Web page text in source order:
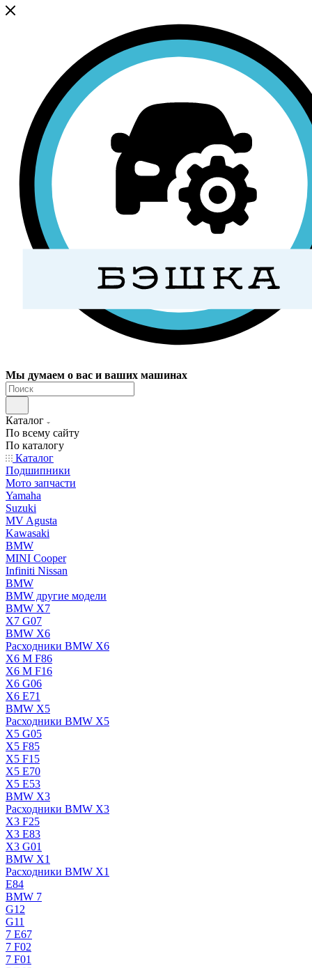
Мы думаем о вас и ваших машинах
Каталог
По всему сайту
По каталогу
Каталог
Подшипники
Мото запчасти
Yamaha
Suzuki
MV Agusta
Kawasaki
BMW
MINI Cooper
Infiniti Nissan
BMW
BMW другие модели
BMW X7
X7 G07
BMW X6
Расходники BMW X6
X6 M F86
X6 M F16
X6 G06
X6 E71
BMW X5
Расходники BMW X5
X5 G05
X5 F85
X5 F15
X5 E70
X5 E53
BMW X3
Расходники BMW X3
X3 F25
X3 E83
X3 G01
BMW X1
Расходники BMW X1
E84
BMW 7
G12
G11
7 Е67
7 F02
7 F01